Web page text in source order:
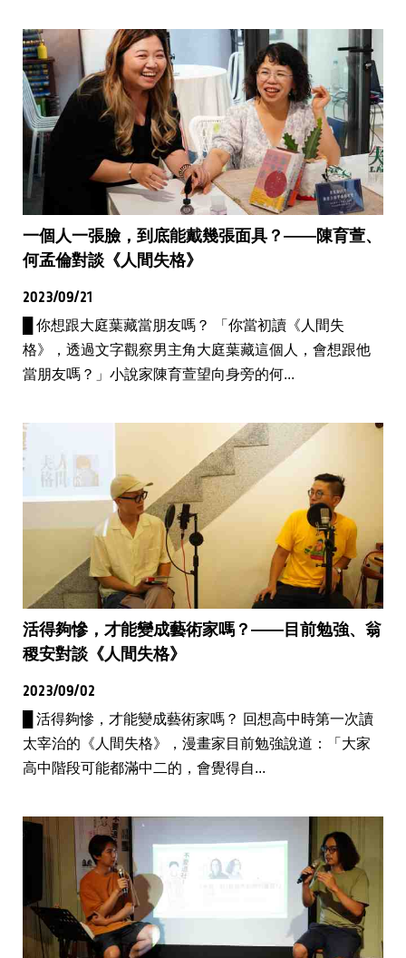
一個人一張臉，到底能戴幾張面具？——陳育萱、
何孟倫對談《人間失格》
2023/09/21
█ 你想跟大庭葉藏當朋友嗎？ 「你當初讀《人間失
格》，透過文字觀察男主角大庭葉藏這個人，會想跟他
當朋友嗎？」小說家陳育萱望向身旁的何...
活得夠慘，才能變成藝術家嗎？——目前勉強、翁
稷安對談《人間失格》
2023/09/02
█ 活得夠慘，才能變成藝術家嗎？ 回想高中時第一次讀
太宰治的《人間失格》，漫畫家目前勉強說道：「大家
高中階段可能都滿中二的，會覺得自...